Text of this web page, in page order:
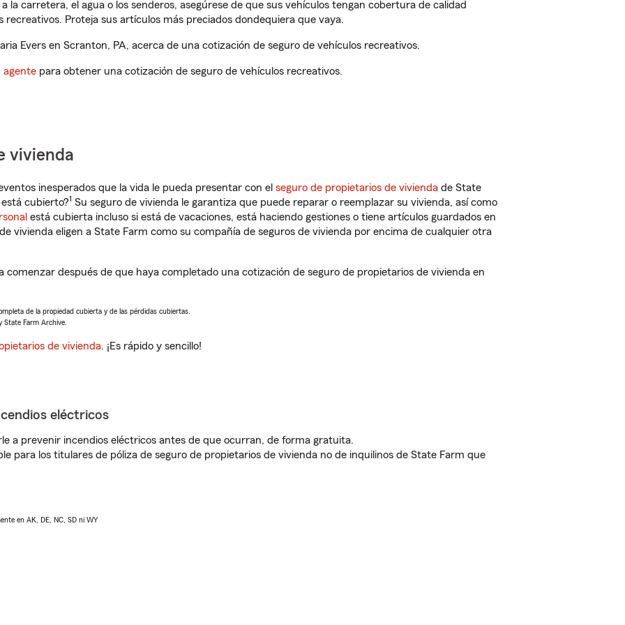
la carretera, el agua o los senderos, asegúrese de que sus vehículos tengan cobertura de calidad
Proteja sus artículos más preciados dondequiera que vaya.
Evers en Scranton, PA, acerca de una cotización de seguro de vehículos recreativos.
agente para obtener una cotización de seguro de vehículos recreativos.
vivienda
inesperados que la vida le pueda presentar con el seguro de propietarios de vivienda de State
cubierto?1 Su seguro de vivienda le garantiza que puede reparar o reemplazar su vivienda, así como
está cubierta incluso si está de vacaciones, está haciendo gestiones o tiene artículos guardados en
vivienda eligen a State Farm como su compañía de seguros de vivienda por encima de cualquier otra
comenzar después de que haya completado una cotización de seguro de propietarios de vivienda en
de la propiedad cubierta y de las pérdidas cubiertas.
State Farm Archive.
de vivienda. ¡Es rápido y sencillo!
eléctricos
a prevenir incendios eléctricos antes de que ocurran, de forma gratuita.
para los titulares de póliza de seguro de propietarios de vivienda no de inquilinos de State Farm que
en AK, DE, NC, SD ni WY